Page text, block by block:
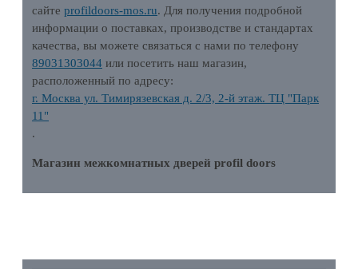
сайте profildoors-mos.ru. Для получения подробной
информации о поставках, производстве и стандартах
качества, вы можете связаться с нами по телефону
89031303044 или посетить наш магазин,
расположенный по адресу:
г. Москва ул. Тимирязевская д. 2/3, 2-й этаж. ТЦ "Парк
11"
.
Магазин межкомнатных дверей profil doors